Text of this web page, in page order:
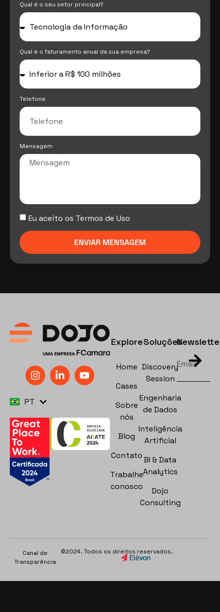
Qual é o seu setor principal?
Qual é o faturamento anual da sua empresa?
Telefone
Mensagem
Eu aceito os Termos de Uso
ENVIAR MENSAGEM
PT
ES
Explore
Home
Cases
Sobre
nós
Blog
Contato
Trabalhe
conosco
Soluções
Discovery
Session
Engenharia
de Dados
Inteligência
Artificial
BI & Data
Analytics
Dojo
Consulting
©2024. Todos os direitos reservados.
Canal de
Transparência